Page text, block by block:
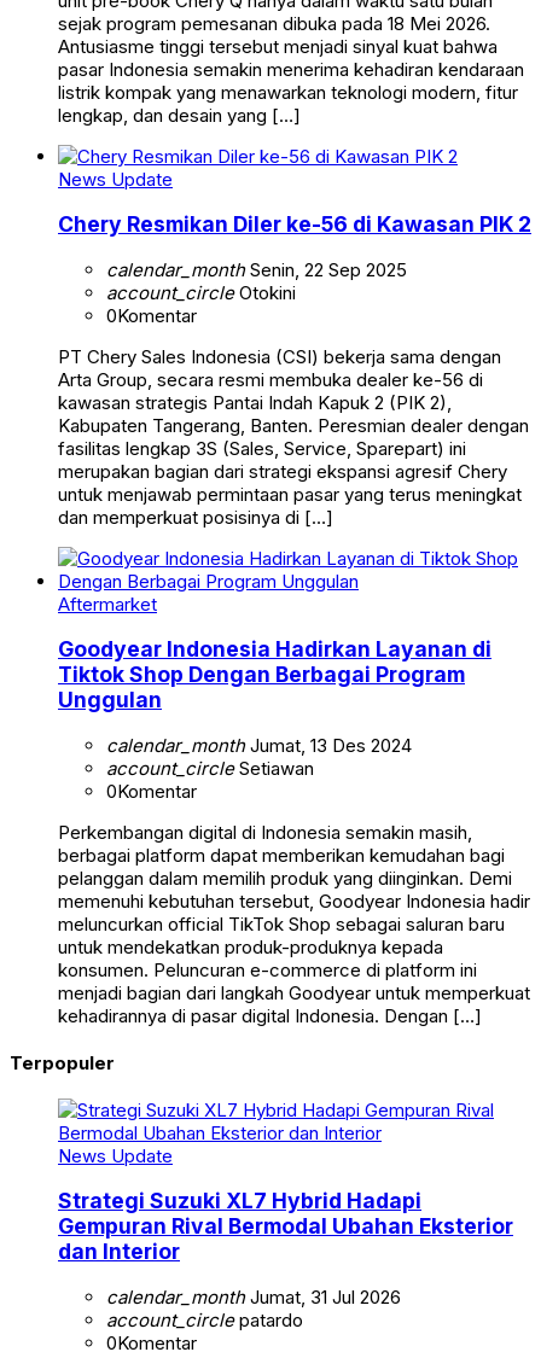
sejak program pemesanan dibuka pada 18 Mei 2026.
Antusiasme tinggi tersebut menjadi sinyal kuat bahwa
pasar Indonesia semakin menerima kehadiran kendaraan
listrik kompak yang menawarkan teknologi modern, fitur
lengkap, dan desain yang […]
News Update
Chery Resmikan Diler ke-56 di Kawasan PIK 2
calendar_monthSenin, 22 Sep 2025
account_circleOtokini
0Komentar
PT Chery Sales Indonesia (CSI) bekerja sama dengan
Arta Group, secara resmi membuka dealer ke-56 di
kawasan strategis Pantai Indah Kapuk 2 (PIK 2),
Kabupaten Tangerang, Banten. Peresmian dealer dengan
fasilitas lengkap 3S (Sales, Service, Sparepart) ini
merupakan bagian dari strategi ekspansi agresif Chery
untuk menjawab permintaan pasar yang terus meningkat
dan memperkuat posisinya di […]
Aftermarket
Goodyear Indonesia Hadirkan Layanan di
Tiktok Shop Dengan Berbagai Program
Unggulan
calendar_monthJumat, 13 Des 2024
account_circleSetiawan
0Komentar
Perkembangan digital di Indonesia semakin masih,
berbagai platform dapat memberikan kemudahan bagi
pelanggan dalam memilih produk yang diinginkan. Demi
memenuhi kebutuhan tersebut, Goodyear Indonesia hadir
meluncurkan official TikTok Shop sebagai saluran baru
untuk mendekatkan produk-produknya kepada
konsumen. Peluncuran e-commerce di platform ini
menjadi bagian dari langkah Goodyear untuk memperkuat
kehadirannya di pasar digital Indonesia. Dengan […]
Terpopuler
News Update
Strategi Suzuki XL7 Hybrid Hadapi
Gempuran Rival Bermodal Ubahan Eksterior
dan Interior
calendar_monthJumat, 31 Jul 2026
account_circlepatardo
0Komentar